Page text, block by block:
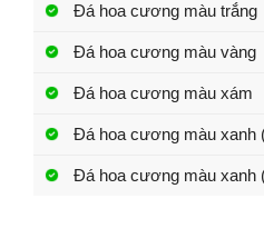
Đá hoa cương màu trắng
Đá hoa cương màu vàng
Đá hoa cương màu xám
Đá hoa cương màu xanh
Đá hoa cương màu xanh